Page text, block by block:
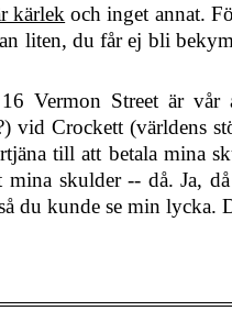
kärlek och inget annat.
liten, du får ej bli
Vermon Street är vår
vid Crockett (världens
till att betala mina
mina skulder -- då. Ja,
du kunde se min lycka.